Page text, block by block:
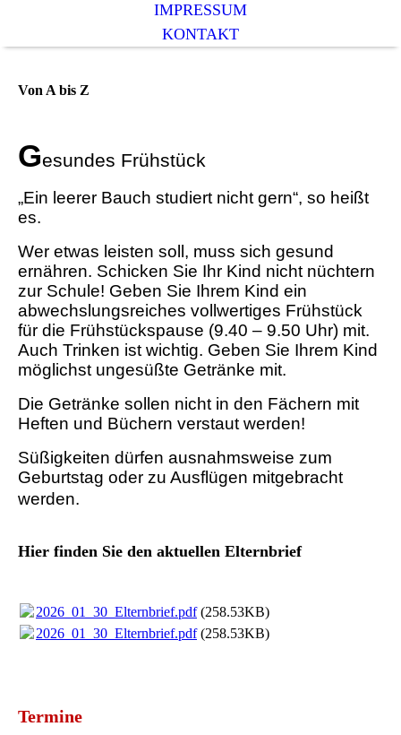
IMPRESSUM
KONTAKT
Von A bis Z
Gesundes Frühstück
„Ein leerer Bauch studiert nicht gern“, so heißt
es.
Wer etwas leisten soll, muss sich gesund
ernähren. Schicken Sie Ihr Kind nicht nüchtern
zur Schule! Geben Sie Ihrem Kind ein
abwechslungsreiches vollwertiges Frühstück
für die Frühstückspause (9.40 – 9.50 Uhr) mit.
Auch Trinken ist wichtig. Geben Sie Ihrem Kind
möglichst ungesüßte Getränke mit.
Die Getränke sollen nicht in den Fächern mit
Heften und Büchern verstaut werden!
Süßigkeiten dürfen ausnahmsweise zum
Geburtstag oder zu Ausflügen mitgebracht
werden.
Hier finden Sie den aktuellen Elternbrief
2026_01_30_Elternbrief.pdf(258.53KB)
2026_01_30_Elternbrief.pdf(258.53KB)
Termine